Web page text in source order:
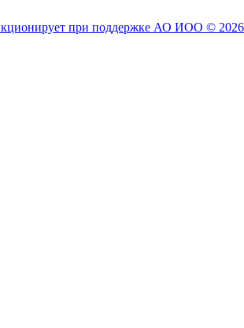
при поддержке АО ИОО © 2026